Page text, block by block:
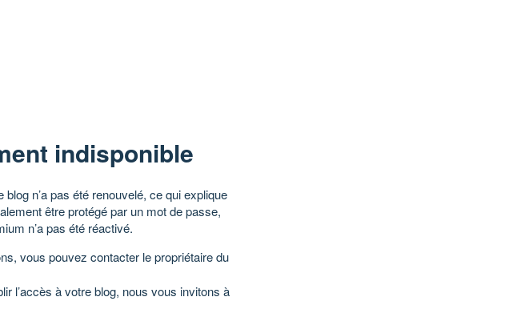
indisponible
n’a pas été renouvelé, ce qui explique
être protégé par un mot de passe,
n’a pas été réactivé.
vous pouvez contacter le propriétaire du
l’accès à votre blog, nous vous invitons à